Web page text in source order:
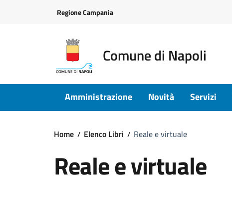
Regione Campania
Comune di Napoli
Amministrazione Novità Servizi
Home Elenco Libri Reale e virtuale
Reale e virtuale